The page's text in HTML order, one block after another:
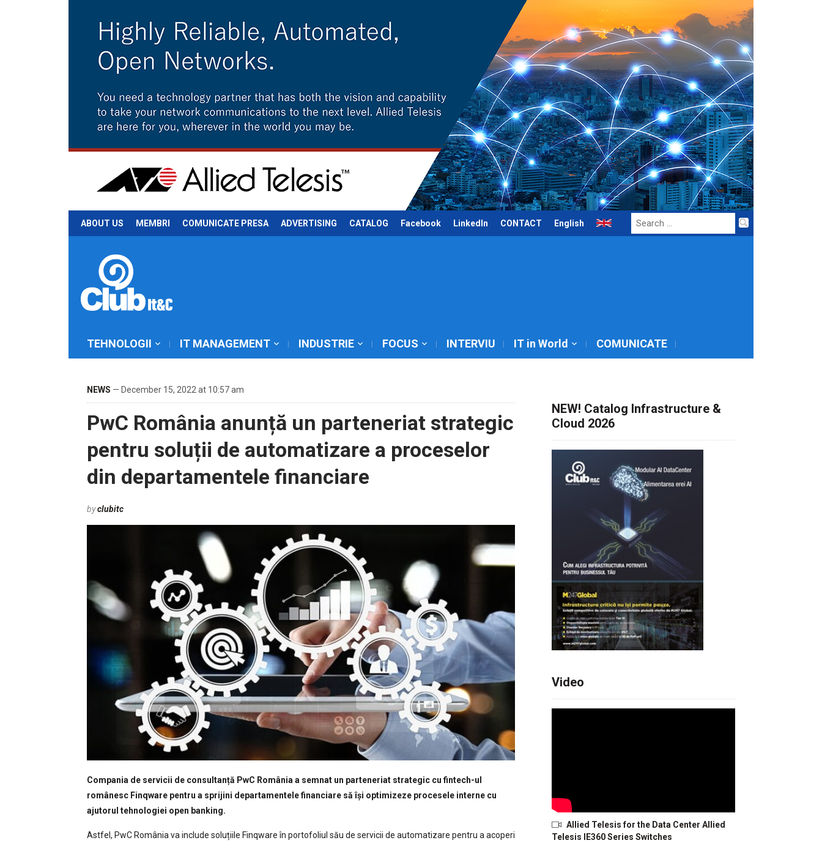
ABOUT US MEMBRI COMUNICATE PRESA ADVERTISING CATALOG Facebook LinkedIn CONTACT English
Search
for:
TEHNOLOGII IT MANAGEMENT INDUSTRIE FOCUS INTERVIU IT in World COMUNICATE
NEWS — December 15, 2022 at 10:57 am
PwC România anunță un parteneriat strategic
pentru soluții de automatizare a proceselor
din departamentele financiare
byclubitc
Compania de servicii de consultanță PwC România a semnat un parteneriat strategic cu fintech-ul
românesc Finqware pentru a sprijini departamentele financiare să își optimizeze procesele interne cu
ajutorul tehnologiei open banking.
Astfel, PwC România va include soluțiile Finqware în portofoliul său de servicii de automatizare pentru a acoperi
NEW! Catalog Infrastructure &
Cloud 2026
Video
Allied Telesis for the Data Center Allied
Telesis IE360 Series Switches